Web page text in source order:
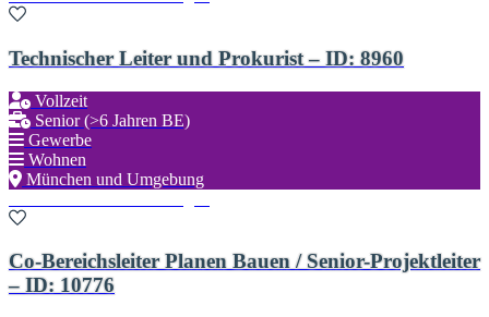
Technischer Leiter und Prokurist – ID: 8960
Vollzeit
Senior (>6 Jahren BE)
Gewerbe
Wohnen
München und Umgebung
Co-Bereichsleiter Planen Bauen / Senior-Projektleiter
– ID: 10776